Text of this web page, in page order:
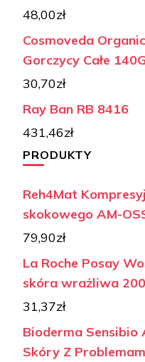
48,00zł
Cosmoveda
Gorczycy Całe
30,70zł
Ray Ban RB 8416
431,46zł
PRODUKTY
Reh4Mat
skokowego AM-
79,90zł
La Roche Posay
skóra wrażliwa
31,37zł
Bioderma Sensibio
Skóry Z